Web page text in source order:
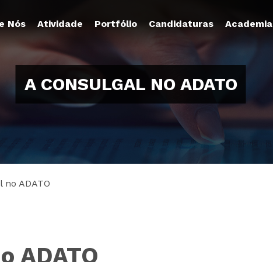
Nós Atividade Portfólio Candidaturas Academia
A CONSULGAL NO ADATO
no ADATO
ADATO